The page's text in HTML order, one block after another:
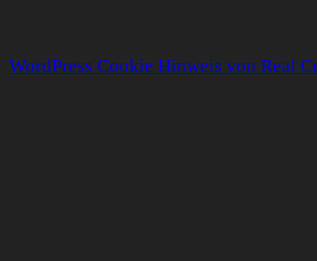
WordPress Cookie Hinweis von Real